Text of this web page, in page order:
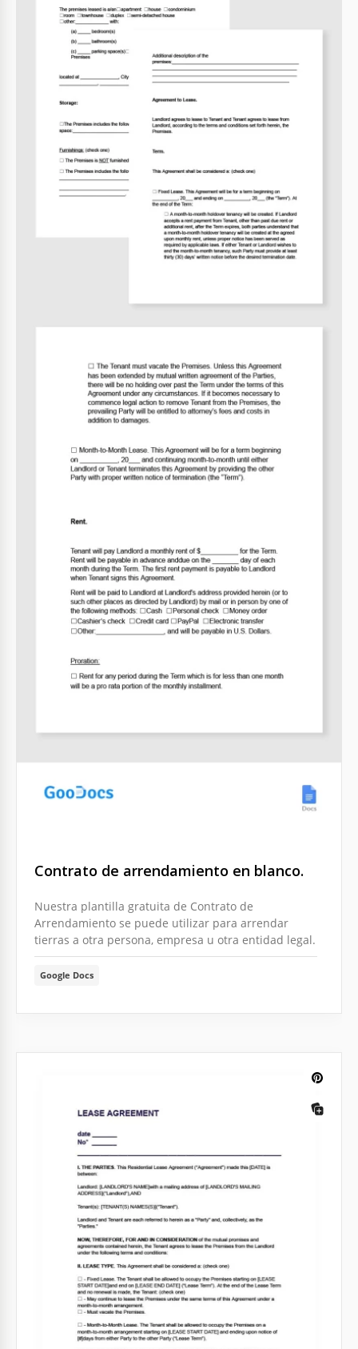
Contrato de arrendamiento en blanco.
Nuestra plantilla gratuita de Contrato de
Arrendamiento se puede utilizar para arrendar
tierras a otra persona, empresa u otra entidad legal.
Google Docs